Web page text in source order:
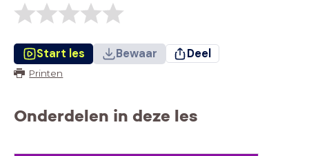
Start les Bewaar Deel
Printen
Onderdelen in deze les